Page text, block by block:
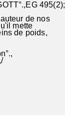
495(2);
de nos
mette
de poids,